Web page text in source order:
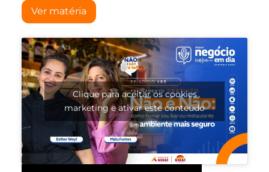
Ver matéria
Clique para aceitar os cookies
marketing e ativar este conteúdo